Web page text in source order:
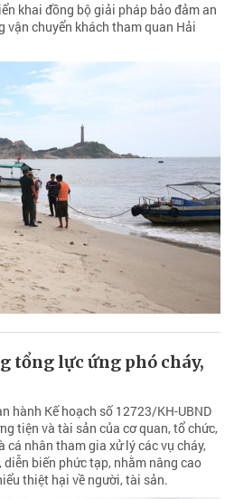
khai đồng bộ giải pháp bảo đảm an
vận chuyển khách tham quan Hải
tổng lực ứng phó cháy,
hành Kế hoạch số 12723/KH-UBND
tiện và tài sản của cơ quan, tổ chức,
cá nhân tham gia xử lý các vụ cháy,
biến phức tạp, nhằm nâng cao
thiệt hại về người, tài sản.